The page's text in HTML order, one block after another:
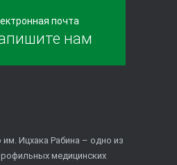
почта
нам
Ицхака Рабина – одно из
медицинских